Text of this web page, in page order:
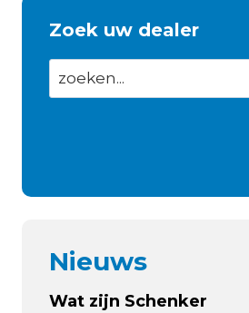
Zoek uw dealer
Nieuws
Wat zijn Schenker